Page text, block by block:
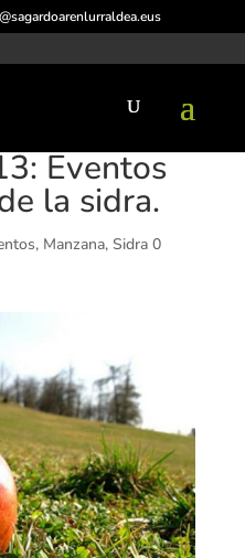
Eventos
la sidra.
, Manzana, Sidra 0